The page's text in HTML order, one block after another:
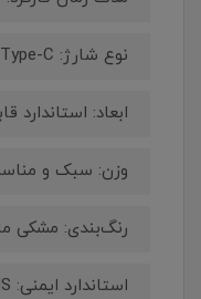
نوع شارژ: USB Type-C
ابعاد: استاندارد
وزن: سبک و مناسب
رنگ‌بندی: مشکی
استاندارد ایمنی: CE / FCC / RoHS